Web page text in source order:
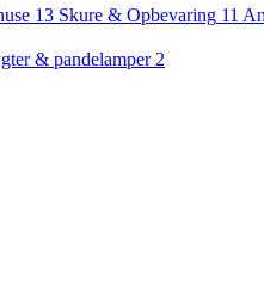
13 Skure & Opbevaring 11
& pandelamper 2